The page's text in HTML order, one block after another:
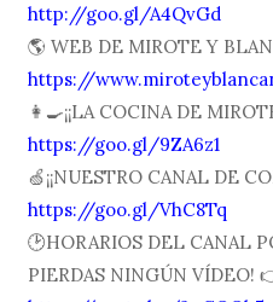
http://goo.gl/A4QvGd
🌎 WEB DE MIROTE Y
https://
👩🍳¡¡LA COCINA DE
https://goo.gl/9ZA6z1
🍏¡¡NUESTRO CANAL DE
https://goo.gl/VhC8Tq
🕑HORARIOS DEL CANAL
PIERDAS NINGÚN VÍDEO!